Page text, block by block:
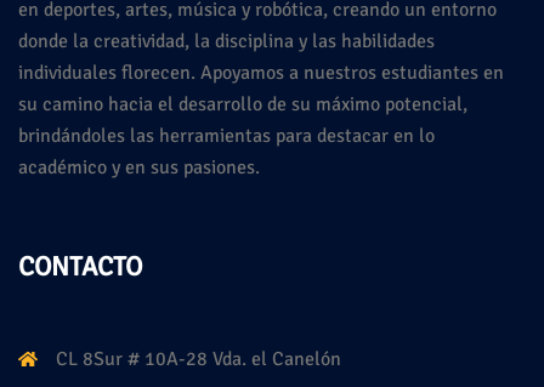
en deportes, artes, música y robótica, creando un entorno
donde la creatividad, la disciplina y las habilidades
individuales florecen. Apoyamos a nuestros estudiantes en
su camino hacia el desarrollo de su máximo potencial,
brindándoles las herramientas para destacar en lo
académico y en sus pasiones.
CONTACTO
CL 8Sur # 10A-28 Vda. el Canelón